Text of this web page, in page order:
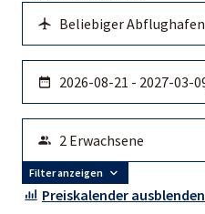
Filter anzeigen
Preiskalender ausblenden